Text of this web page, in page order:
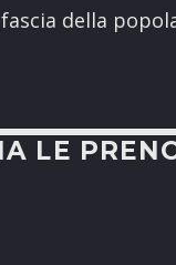
della
LE